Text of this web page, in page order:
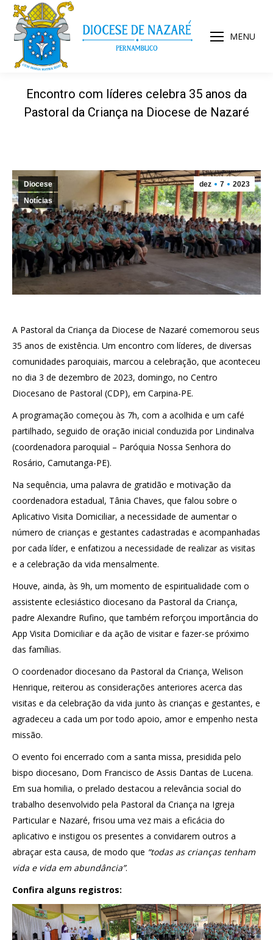
MENU
Encontro com líderes celebra 35 anos da
Pastoral da Criança na Diocese de Nazaré
dez 7 2023
Diocese
Notícias
A Pastoral da Criança da Diocese de Nazaré comemorou seus
35 anos de existência. Um encontro com líderes, de diversas
comunidades paroquiais, marcou a celebração, que aconteceu
no dia 3 de dezembro de 2023, domingo, no Centro
Diocesano de Pastoral (CDP), em Carpina-PE.
A programação começou às 7h, com a acolhida e um café
partilhado, seguido de oração inicial conduzida por Lindinalva
(coordenadora paroquial – Paróquia Nossa Senhora do
Rosário, Camutanga-PE).
Na sequência, uma palavra de gratidão e motivação da
coordenadora estadual, Tânia Chaves, que falou sobre o
Aplicativo Visita Domiciliar, a necessidade de aumentar o
número de crianças e gestantes cadastradas e acompanhadas
por cada líder, e enfatizou a necessidade de realizar as visitas
e a celebração da vida mensalmente.
Houve, ainda, às 9h, um momento de espiritualidade com o
assistente eclesiástico diocesano da Pastoral da Criança,
padre Alexandre Rufino, que também reforçou importância do
App Visita Domiciliar e da ação de visitar e fazer-se próximo
das famílias.
O coordenador diocesano da Pastoral da Criança, Welison
Henrique, reiterou as considerações anteriores acerca das
visitas e da celebração da vida junto às crianças e gestantes, e
agradeceu a cada um por todo apoio, amor e empenho nesta
missão.
O evento foi encerrado com a santa missa, presidida pelo
bispo diocesano, Dom Francisco de Assis Dantas de Lucena.
Em sua homilia, o prelado destacou a relevância social do
trabalho desenvolvido pela Pastoral da Criança na Igreja
Particular e Nazaré, frisou uma vez mais a eficácia do
aplicativo e instigou os presentes a convidarem outros a
abraçar esta causa, de modo que “todas as crianças tenham
vida e vida em abundância”.
Confira alguns registros: